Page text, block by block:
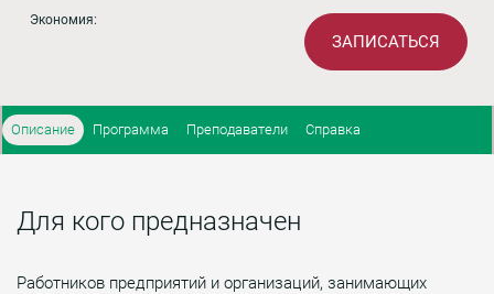
Экономия:
ЗАПИСАТЬСЯ
Описание Программа Преподаватели Справка
Для кого предназначен
Работников предприятий и организаций, занимающих